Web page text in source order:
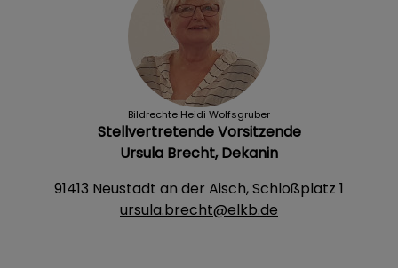
Bildrechte Heidi Wolfsgruber
Stellvertretende Vorsitzende
Ursula Brecht, Dekanin
91413 Neustadt an der Aisch, Schloßplatz 1
ursula.brecht@elkb.de